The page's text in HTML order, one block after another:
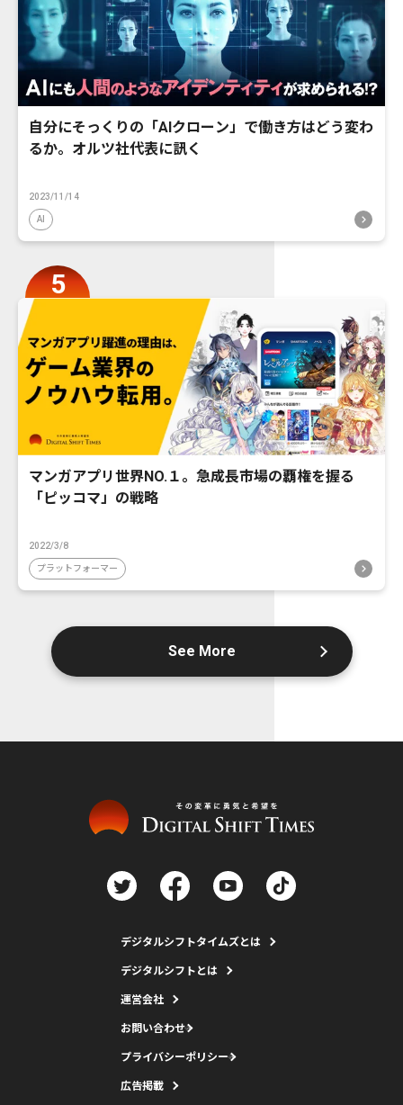
自分にそっくりの「AIクローン」で働き方はどう変わ
るか。オルツ社代表に訊く
2023/11/14
AI
マンガアプリ世界NO.１。急成長市場の覇権を握る
「ピッコマ」の戦略
2022/3/8
プラットフォーマー
See More
デジタルシフトタイムズとは
デジタルシフトとは
運営会社
お問い合わせ
プライバシーポリシー
広告掲載